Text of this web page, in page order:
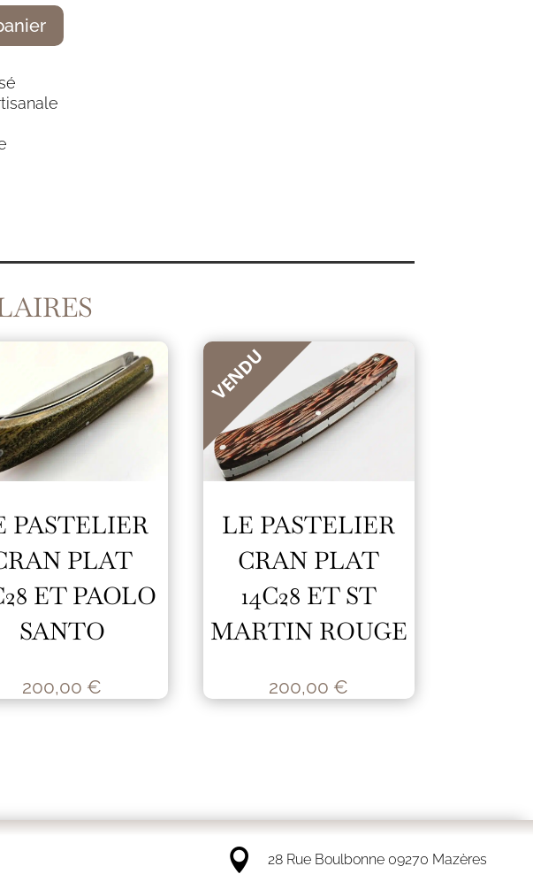
PASTELIER
PLAT
ET PAOLO
SANTO
200,00 €
VENDU
LE PASTELIER
CRAN PLAT
14C28 ET ST
MARTIN ROUGE
200,00 €
 28 Rue Boulbonne 09270 Mazères